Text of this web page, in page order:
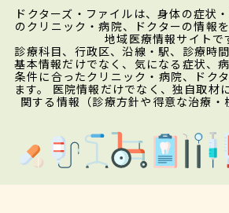
ドクターズ・ファイルは、身体の症状
のクリニック・病院、ドクターの情報
地域医療情報サイトで
診療科目、行政区、沿線・駅、診療時
基本情報だけでなく、気になる症状、
条件に合ったクリニック・病院、ドク
ます。 医院情報だけでなく、独自取材
関する情報（診療方針や得意な治療・